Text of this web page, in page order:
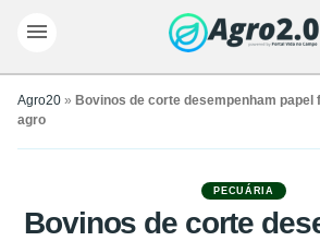
Agro20 » Bovinos de corte desempenham papel
agro
PECUÁRIA
Bovinos de corte